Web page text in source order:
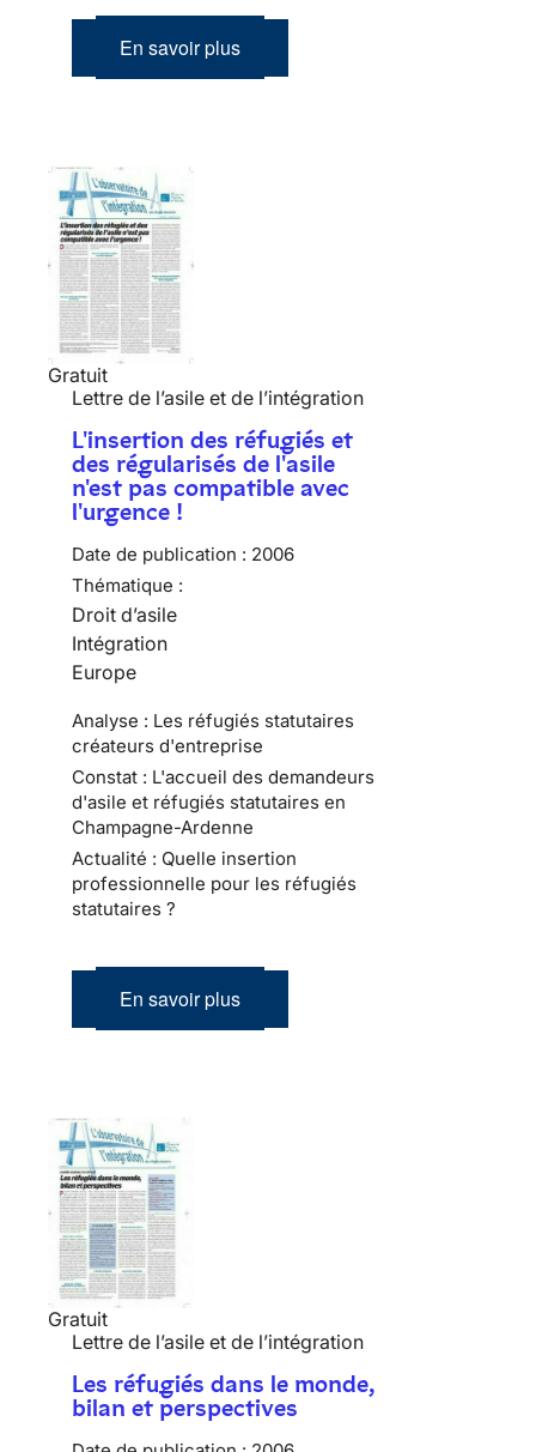
En savoir plus
Gratuit
Lettre de l’asile et de l’intégration
L'insertion des réfugiés et
des régularisés de l'asile
n'est pas compatible avec
l'urgence !
Date de publication : 2006
Thématique :
Droit d’asile
Intégration
Europe
Analyse : Les réfugiés statutaires
créateurs d'entreprise
Constat : L'accueil des demandeurs
d'asile et réfugiés statutaires en
Champagne-Ardenne
Actualité : Quelle insertion
professionnelle pour les réfugiés
statutaires ?
En savoir plus
Gratuit
Lettre de l’asile et de l’intégration
Les réfugiés dans le monde,
bilan et perspectives